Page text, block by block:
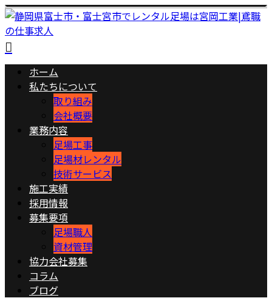
ホーム
私たちについて
取り組み
会社概要
業務内容
足場工事
足場材レンタル
技術サービス
施工実績
採用情報
募集要項
足場職人
資材管理
協力会社募集
コラム
ブログ